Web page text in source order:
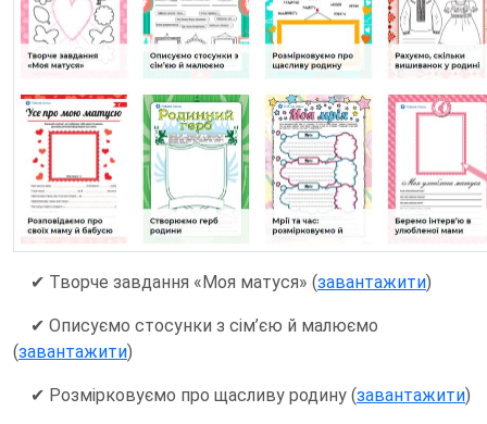
✔ Творче завдання «Моя матуся» (завантажити)
✔ Описуємо стосунки з сім’єю й малюємо
(завантажити)
✔ Розмірковуємо про щасливу родину (завантажити)